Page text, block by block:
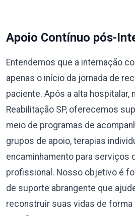
Apoio Contínuo pós-
Entendemos que a internação
apenas o início da jornada de
paciente. Após a alta hospitalar,
Reabilitação SP, oferecemos
meio de programas de
grupos de apoio, terapias
encaminhamento para serviços
profissional. Nosso objetivo é
de suporte abrangente que
reconstruir suas vidas de forma